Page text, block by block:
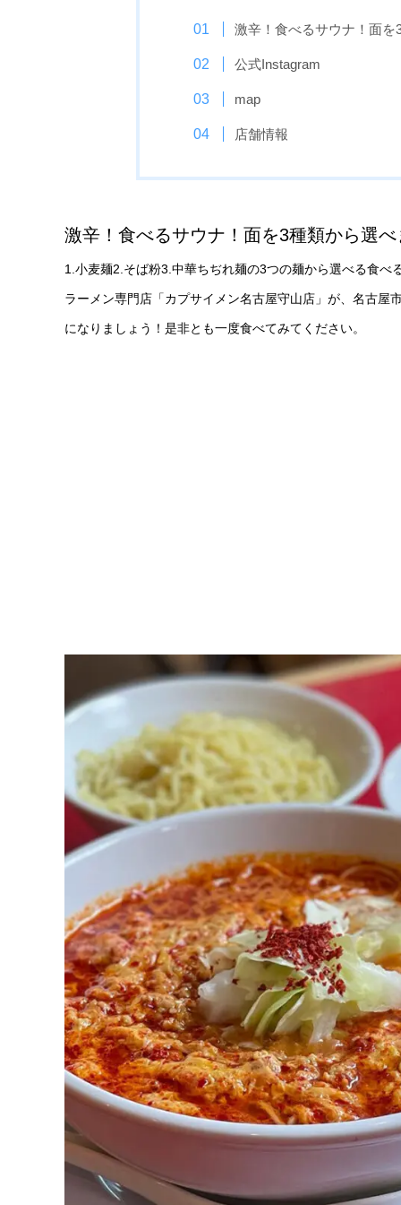
激辛！食べるサウナ！面を
公式Instagram
map
店舗情報
激辛！食べるサウナ！面を3種類から選べ
1.小麦麺2.そば粉3.中華ちぢれ麺の3つの麺から選べる食
ラーメン専門店「カプサイメン名古屋守山店」が、名古
になりましょう！是非とも一度食べてみてください。